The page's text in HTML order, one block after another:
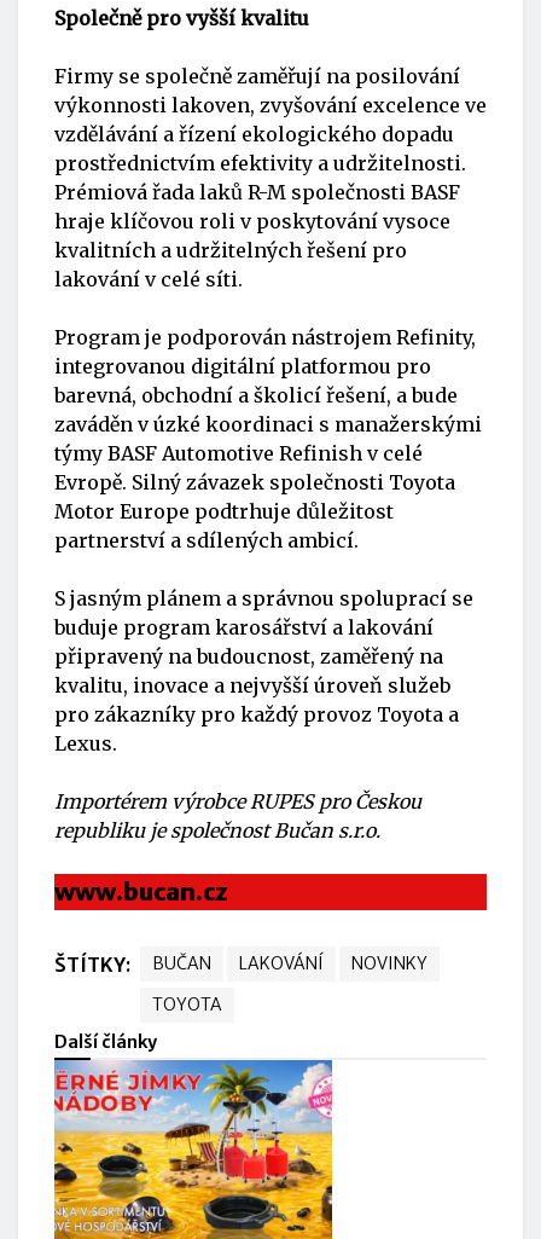
Společně pro vyšší kvalitu
Firmy se společně zaměřují na posilování
výkonnosti lakoven, zvyšování excelence ve
vzdělávání a řízení ekologického dopadu
prostřednictvím efektivity a udržitelnosti.
Prémiová řada laků R-M společnosti BASF
hraje klíčovou roli v poskytování vysoce
kvalitních a udržitelných řešení pro
lakování v celé síti.
Program je podporován nástrojem Refinity,
integrovanou digitální platformou pro
barevná, obchodní a školicí řešení, a bude
zaváděn v úzké koordinaci s manažerskými
týmy BASF Automotive Refinish v celé
Evropě. Silný závazek společnosti Toyota
Motor Europe podtrhuje důležitost
partnerství a sdílených ambicí.
S jasným plánem a správnou spoluprací se
buduje program karosářství a lakování
připravený na budoucnost, zaměřený na
kvalitu, inovace a nejvyšší úroveň služeb
pro zákazníky pro každý provoz Toyota a
Lexus.
Importérem výrobce RUPES pro Českou
republiku je společnost Bučan s.r.o.
www.bucan.cz
ŠTÍTKY: BUČAN LAKOVÁNÍ
NOVINKY
TOYOTA
Další články